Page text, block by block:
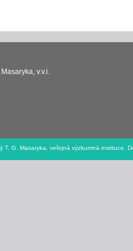
v.v.i.
G. Masaryka, veřejná výzkumná instituce.